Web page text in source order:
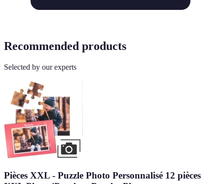
Recommended products
Selected by our experts
Pièces XXL - Puzzle Photo Personnalisé 12 pièces